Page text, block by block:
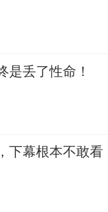
丢了性命！
下幕根本不敢看